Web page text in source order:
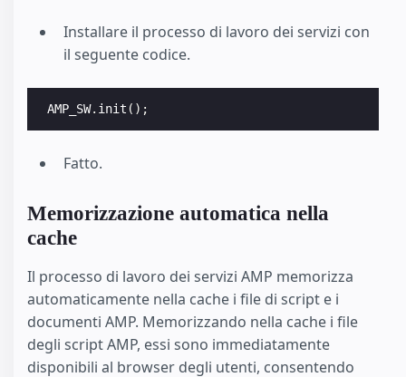
Installare il processo di lavoro dei servizi con
il seguente codice.
AMP_SW. init ();
Fatto.
Memorizzazione automatica nella
cache
Il processo di lavoro dei servizi AMP memorizza
automaticamente nella cache i file di script e i
documenti AMP. Memorizzando nella cache i file
degli script AMP, essi sono immediatamente
disponibili al browser degli utenti, consentendo